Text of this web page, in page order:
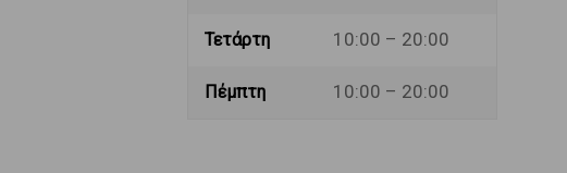
Τετάρτη 10:00 – 20:00
Πέμπτη 10:00 – 20:00